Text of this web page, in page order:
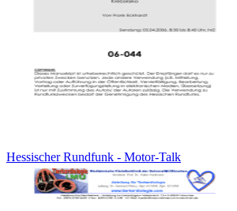
Hessischer Rundfunk - Motor-Talk